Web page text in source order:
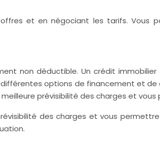
et en négociant les tarifs. Vous
non déductible. Un crédit
options de financement et de
prévisibilité des charges et
des charges et vous